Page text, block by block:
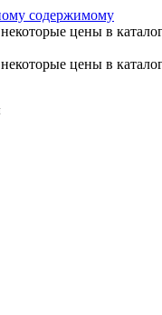
содержимому
цены в
цены в